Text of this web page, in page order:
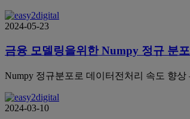
2024-05-23
금융 모델링을위한 Numpy 정규 분
Numpy 정규분포로 데이터전처리 속도 향
2024-03-10